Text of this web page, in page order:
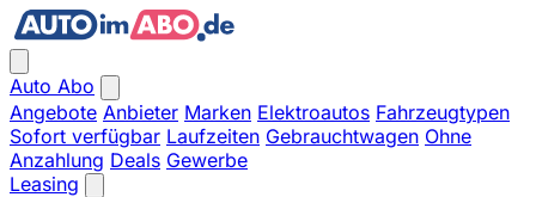
Auto Abo
Angebote Anbieter Marken Elektroautos Fahrzeugtypen
Sofort verfügbar Laufzeiten Gebrauchtwagen Ohne
Anzahlung Deals Gewerbe
Leasing